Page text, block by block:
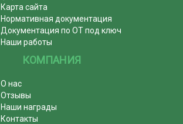
Карта сайта
Нормативная документация
Документация по ОТ под ключ
Наши работы
КОМПАНИЯ
О нас
Отзывы
Наши награды
Контакты